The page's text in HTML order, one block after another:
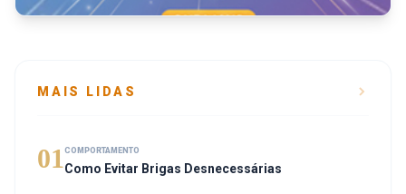
MAIS LIDAS
01 COMPORTAMENTO
Como Evitar Brigas Desnecessárias